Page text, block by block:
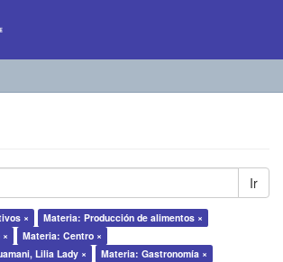
Ir
×
Materia: Producción de alimentos ×
Materia: Centro ×
Lilia Lady ×
Materia: Gastronomía ×